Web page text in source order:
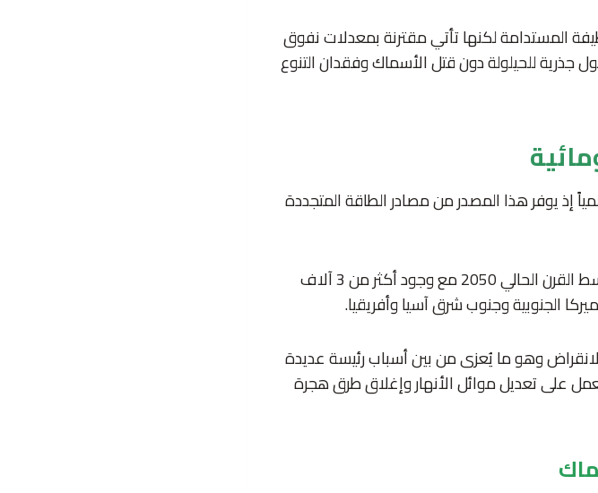
المستدامة لكنها تأتي مقترنة بمعدلات نفوق
جذرية للحيلولة دون قتل الأسماك وفقدان التنوع
إذ يوفر هذا المصدر من مصادر الطاقة المتجددة
ومن المتوقع أن تتضاعف تلك النسبة تقريباً بحلول أواسط القرن الحالي 2050 مع وجود أكثر من 3 آلاف
وهو ما يُعزى من بين أسباب رئيسة عديدة
على تعديل موائل الأنهار وإغلاق طرق هجرة